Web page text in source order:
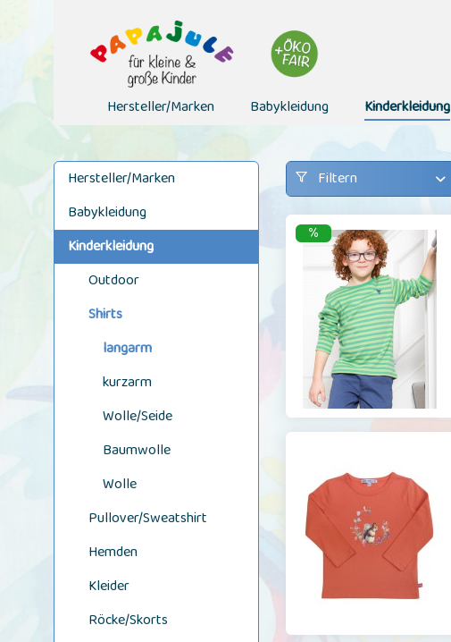
Hersteller/Marken Babykleidung Kinderkleidung
Hersteller/Marken
Babykleidung
Kinderkleidung
Outdoor
Shirts
langarm
kurzarm
Wolle/Seide
Baumwolle
Wolle
Pullover/Sweatshirt
Hemden
Kleider
Röcke/Skorts
Filtern